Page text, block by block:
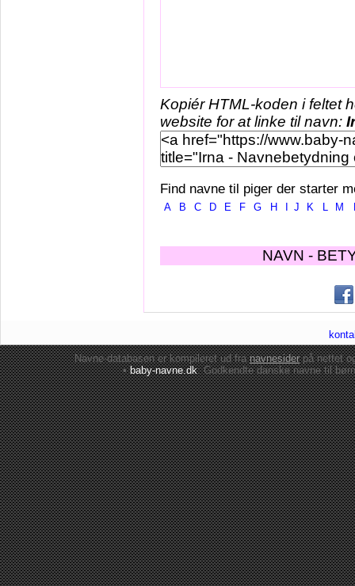
Kopiér HTML-koden i feltet
website for at linke til navn:
Find navne til piger der starter
A B C D E F G H J K L M
NAVN -
Navne-databasen er kompileret ud franavnesiderpå nettet
•baby-navne.dk: Godkendte danskenavne til børn